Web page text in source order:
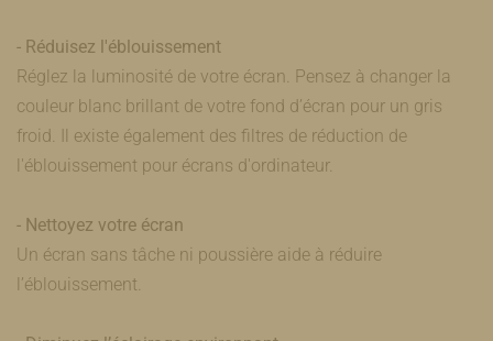
- Réduisez l'éblouissement
Réglez la luminosité de votre écran. Pensez à changer la
couleur blanc brillant de votre fond d’écran pour un gris
froid. Il existe également des filtres de réduction de
l'éblouissement pour écrans d'ordinateur.
- Nettoyez votre écran
Un écran sans tâche ni poussière aide à réduire
l’éblouissement.